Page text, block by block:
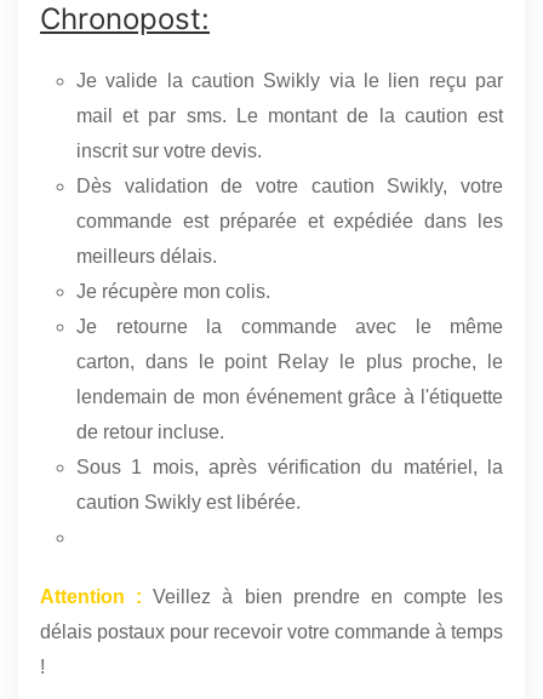
Chronopost:
Je valide la caution Swikly via le lien reçu par
mail et par sms. Le montant de la caution est
inscrit sur votre devis.
Dès validation de votre caution Swikly, votre
commande est préparée et expédiée dans les
meilleurs délais.
Je récupère mon colis.
Je retourne la commande avec le même
carton, dans le point Relay le plus proche, le
lendemain de mon événement grâce à l'étiquette
de retour incluse.
Sous 1 mois, après vérification du matériel, la
caution Swikly est libérée.
Attention : Veillez à bien prendre en compte les
délais postaux pour recevoir votre commande à temps
!